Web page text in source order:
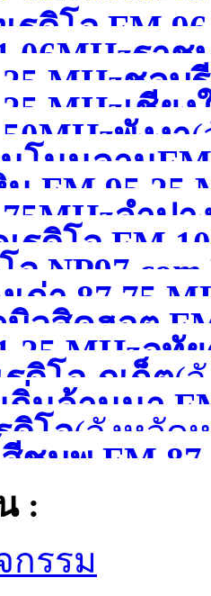
รดิโอ FM
ราช
MHzชลบุรี
MHzเชียง
พังงา
โนนลาน
FM 95.25
ลำปา
เรดิโอ FM
อ
เก่า 87.75
วสิคฮอต
MHzอุทั
รดิโอ ภูเก็ต(
นล้านนา
ดิโอ(จังหวัด
ชมพู FM
)
:
กรรม